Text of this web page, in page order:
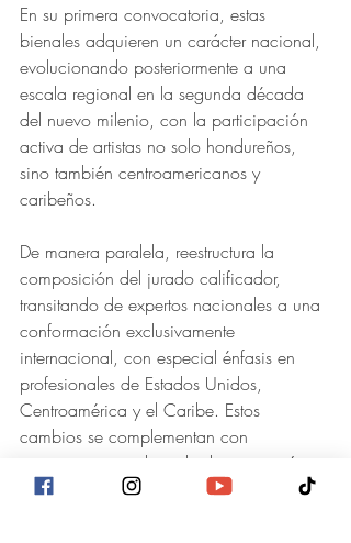
En su primera convocatoria, estas
bienales adquieren un carácter nacional,
evolucionando posteriormente a una
escala regional en la segunda década
del nuevo milenio, con la participación
activa de artistas no solo hondureños,
sino también centroamericanos y
caribeños.
De manera paralela, reestructura la
composición del jurado calificador,
transitando de expertos nacionales a una
conformación exclusivamente
internacional, con especial énfasis en
profesionales de Estados Unidos,
Centroamérica y el Caribe. Estos
cambios se complementan con
innovaciones en la sede de exposición,
el patrocinio y la cantidad y dotación de